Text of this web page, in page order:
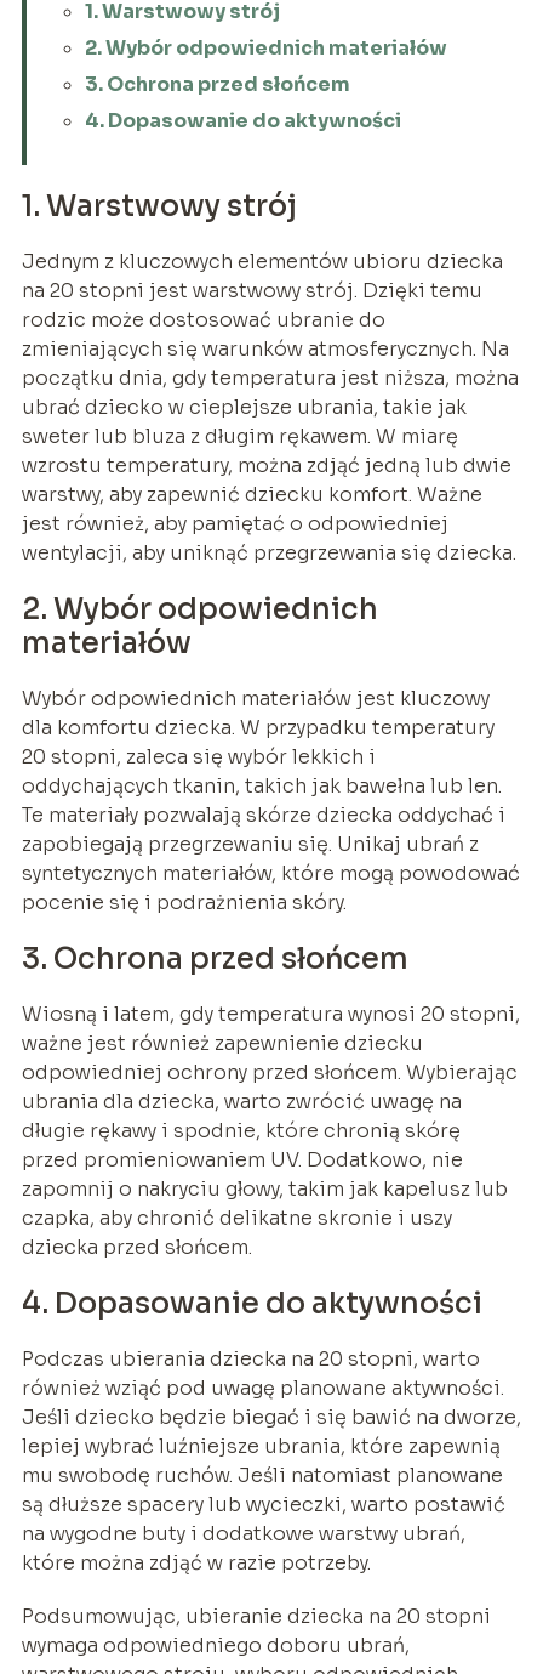
1. Warstwowy strój
2. Wybór odpowiednich materiałów
3. Ochrona przed słońcem
4. Dopasowanie do aktywności
1. Warstwowy strój
Jednym z kluczowych elementów ubioru dziecka
na 20 stopni jest warstwowy strój. Dzięki temu
rodzic może dostosować ubranie do
zmieniających się warunków atmosferycznych. Na
początku dnia, gdy temperatura jest niższa, można
ubrać dziecko w cieplejsze ubrania, takie jak
sweter lub bluza z długim rękawem. W miarę
wzrostu temperatury, można zdjąć jedną lub dwie
warstwy, aby zapewnić dziecku komfort. Ważne
jest również, aby pamiętać o odpowiedniej
wentylacji, aby uniknąć przegrzewania się dziecka.
2. Wybór odpowiednich
materiałów
Wybór odpowiednich materiałów jest kluczowy
dla komfortu dziecka. W przypadku temperatury
20 stopni, zaleca się wybór lekkich i
oddychających tkanin, takich jak bawełna lub len.
Te materiały pozwalają skórze dziecka oddychać i
zapobiegają przegrzewaniu się. Unikaj ubrań z
syntetycznych materiałów, które mogą powodować
pocenie się i podrażnienia skóry.
3. Ochrona przed słońcem
Wiosną i latem, gdy temperatura wynosi 20 stopni,
ważne jest również zapewnienie dziecku
odpowiedniej ochrony przed słońcem. Wybierając
ubrania dla dziecka, warto zwrócić uwagę na
długie rękawy i spodnie, które chronią skórę
przed promieniowaniem UV. Dodatkowo, nie
zapomnij o nakryciu głowy, takim jak kapelusz lub
czapka, aby chronić delikatne skronie i uszy
dziecka przed słońcem.
4. Dopasowanie do aktywności
Podczas ubierania dziecka na 20 stopni, warto
również wziąć pod uwagę planowane aktywności.
Jeśli dziecko będzie biegać i się bawić na dworze,
lepiej wybrać luźniejsze ubrania, które zapewnią
mu swobodę ruchów. Jeśli natomiast planowane
są dłuższe spacery lub wycieczki, warto postawić
na wygodne buty i dodatkowe warstwy ubrań,
które można zdjąć w razie potrzeby.
Podsumowując, ubieranie dziecka na 20 stopni
wymaga odpowiedniego doboru ubrań,